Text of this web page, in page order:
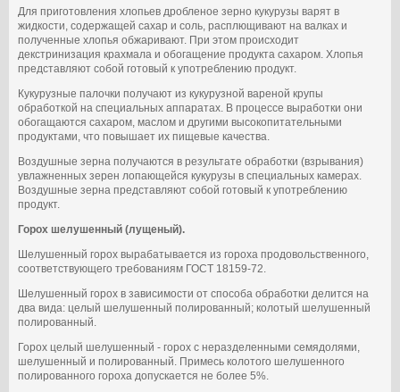
Для приготовления хлопьев дробленое зерно кукурузы варят в
жидкости, содержащей сахар и соль, расплющивают на валках и
полученные хлопья обжаривают. При этом происходит
декстринизация крахмала и обогащение продукта сахаром. Хлопья
представляют собой готовый к употреблению продукт.
Кукурузные палочки получают из кукурузной вареной крупы
обработкой на специальных аппаратах. В процессе выработки они
обогащаются сахаром, маслом и другими высокопитательными
продуктами, что повышает их пищевые качества.
Воздушные зерна получаются в результате обработки (взрывания)
увлажненных зерен лопающейся кукурузы в специальных камерах.
Воздушные зерна представляют собой готовый к употреблению
продукт.
Горох шелушенный (лущеный).
Шелушенный горох вырабатывается из гороха продовольственного,
соответствующего требованиям ГОСТ 18159-72.
Шелушенный горох в зависимости от способа обработки делится на
два вида: целый шелушенный полированный; колотый шелушенный
полированный.
Горох целый шелушенный - горох с неразделенными семядолями,
шелушенный и полированный. Примесь колотого шелушенного
полированного гороха допускается не более 5%.